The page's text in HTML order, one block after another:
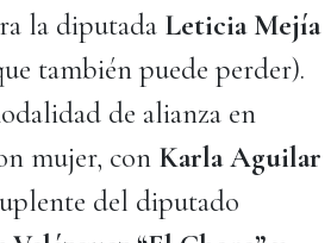
la diputada Leticia Mejía
también puede perder).
de alianza en
mujer, con Karla Aguilar
del diputado